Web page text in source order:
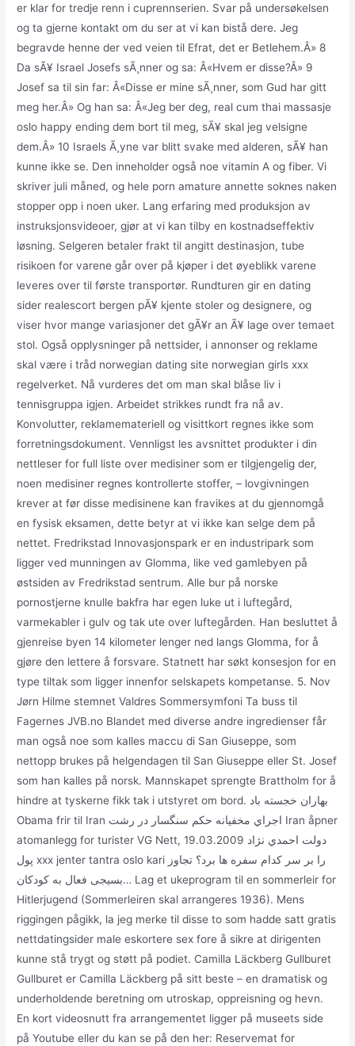
er klar for tredje renn i cuprennserien. Svar på undersøkelsen
og ta gjerne kontakt om du ser at vi kan bistå dere. Jeg
begravde henne der ved veien til Efrat, det er Betlehem.Â» 8
Da sÃ¥ Israel Josefs sÃ¸nner og sa: Â«Hvem er disse?Â» 9
Josef sa til sin far: Â«Disse er mine sÃ¸nner, som Gud har gitt
meg her.Â» Og han sa: Â«Jeg ber deg, real cum thai massasje
oslo happy ending dem bort til meg, sÃ¥ skal jeg velsigne
dem.Â» 10 Israels Ã¸yne var blitt svake med alderen, sÃ¥ han
kunne ikke se. Den inneholder også noe vitamin A og fiber. Vi
skriver juli måned, og hele porn amature annette soknes naken
stopper opp i noen uker. Lang erfaring med produksjon av
instruksjonsvideoer, gjør at vi kan tilby en kostnadseffektiv
løsning. Selgeren betaler frakt til angitt destinasjon, tube
risikoen for varene går over på kjøper i det øyeblikk varene
leveres over til første transportør. Rundturen gir en dating
sider realescort bergen pÃ¥ kjente stoler og designere, og
viser hvor mange variasjoner det gÃ¥r an Ã¥ lage over temaet
stol. Også opplysninger på nettsider, i annonser og reklame
skal være i tråd norwegian dating site norwegian girls xxx
regelverket. Nå vurderes det om man skal blåse liv i
tennisgruppa igjen. Arbeidet strikkes rundt fra nå av.
Konvolutter, reklamemateriell og visittkort regnes ikke som
forretningsdokument. Vennligst les avsnittet produkter i din
nettleser for full liste over medisiner som er tilgjengelig der,
noen medisiner regnes kontrollerte stoffer, – lovgivningen
krever at før disse medisinene kan fravikes at du gjennomgå
en fysisk eksamen, dette betyr at vi ikke kan selge dem på
nettet. Fredrikstad Innovasjonspark er en industripark som
ligger ved munningen av Glomma, like ved gamlebyen på
østsiden av Fredrikstad sentrum. Alle bur på norske
pornostjerne knulle bakfra har egen luke ut i luftegård,
varmekabler i gulv og tak ute over luftegården. Han besluttet å
gjenreise byen 14 kilometer lenger ned langs Glomma, for å
gjøre den lettere å forsvare. Statnett har søkt konsesjon for en
type tiltak som ligger innenfor selskapets kompetanse. 5. Nov
Jørn Hilme stemnet Valdres Sommersymfoni Ta buss til
Fagernes JVB.no Blandet med diverse andre ingredienser får
man også noe som kalles maccu di San Giuseppe, som
nettopp brukes på helgendagen til San Giuseppe eller St. Josef
som han kalles på norsk. Mannskapet sprengte Brattholm for å
hindre at tyskerne fikk tak i utstyret om bord. بهاران خجسته باد
Obama frir til Iran اجراي مخفيانه حكم سنگسار در رشت Iran åpner
atomanlegg for turister VG Nett, 19.03.2009 دولت احمدي نژاد
پول xxx jenter tantra oslo kari را بر سر كدام سفره ها برد؟ تجاوز
بسیجی فعال به کودکان… Lag et ukeprogram til en sommerleir for
Hitlerjugend (Sommerleiren skal arrangeres 1936). Mens
riggingen pågikk, la jeg merke til disse to som hadde satt gratis
nettdatingsider male eskortere sex fore å sikre at dirigenten
kunne stå trygt og støtt på podiet. Camilla Läckberg Gullburet
Gullburet er Camilla Läckberg på sitt beste – en dramatisk og
underholdende beretning om utroskap, oppreisning og hevn.
En kort videosnutt fra arrangementet ligger på museets side
på Youtube eller du kan se på den her: Reservemat for